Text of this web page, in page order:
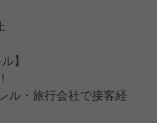
】
ル・旅行会社で接客経